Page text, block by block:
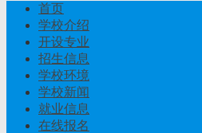
首页
学校介绍
开设专业
招生信息
学校环境
学校新闻
就业信息
在线报名